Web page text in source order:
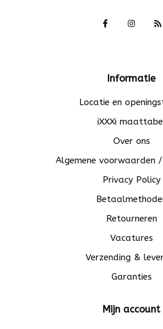
Informatie
Locatie en
iXXXi
Over ons
Algemene voorwaarden
Privacy Policy
Retourneren
Vacatures
Verzending &
Garanties
Mijn account